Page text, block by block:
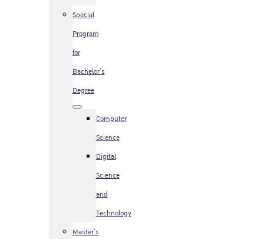
Special
Program
for
Bachelor’s
Degree
Computer
Science
Digital
Science
and
Technology
Master’s